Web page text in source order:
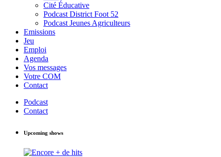
Cité Éducative
Podcast District Foot 52
Podcast Jeunes Agriculteurs
Emissions
Jeu
Emploi
Agenda
Vos messages
Votre COM
Contact
Podcast
Contact
Upcoming shows